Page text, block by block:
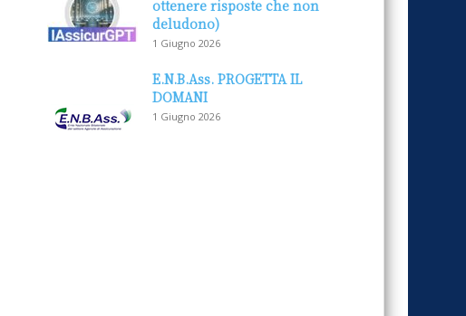
ottenere risposte che non
deludono)
1 Giugno 2026
E.N.B.Ass. PROGETTA IL
DOMANI
1 Giugno 2026